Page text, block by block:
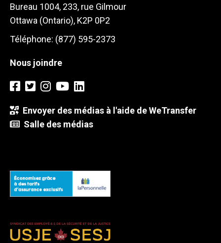
Bureau 1004, 233, rue Gilmour
Ottawa (Ontario), K2P 0P2
Téléphone: (877) 595-2373
Nous joindre
Envoyer des médias à l'aide de WeTransfer
Salle des médias